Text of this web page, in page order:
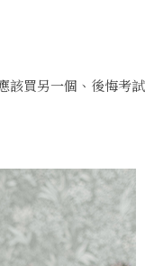
該買另一個、後悔